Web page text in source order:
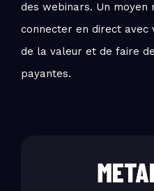
des webinars. Un moyen
connecter en direct avec
de la valeur et de faire
payantes.